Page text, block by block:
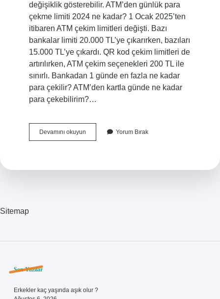
değişiklik gösterebilir. ATM’den günlük para
çekme limiti 2024 ne kadar? 1 Ocak 2025’ten
itibaren ATM çekim limitleri değişti. Bazı
bankalar limiti 20.000 TL’ye çıkarırken, bazıları
15.000 TL’ye çıkardı. QR kod çekim limitleri de
artırılırken, ATM çekim seçenekleri 200 TL ile
sınırlı. Bankadan 1 günde en fazla ne kadar
para çekilir? ATM’den kartla günde ne kadar
para çekebilirim?…
Devamını okuyunBankalardan
Saat
Yorum Bırak
Sitemap
Sidebar
Son Yazılar
Erkekler kaç yaşında aşık olur ?